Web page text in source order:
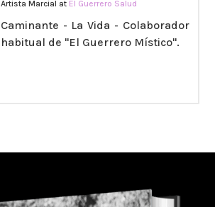
Artista Marcial at El Guerrero Salud
Caminante - La Vida - Colaborador
habitual de "El Guerrero Místico".